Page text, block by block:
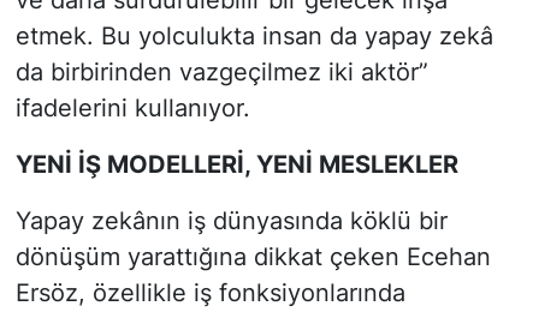
etmek. Bu yolculukta insan da yapay zekâ
da birbirinden vazgeçilmez iki aktör”
ifadelerini kullanıyor.
YENİ İŞ MODELLERİ, YENİ MESLEKLER
Yapay zekânın iş dünyasında köklü bir
dönüşüm yarattığına dikkat çeken Ecehan
Ersöz, özellikle iş fonksiyonlarında